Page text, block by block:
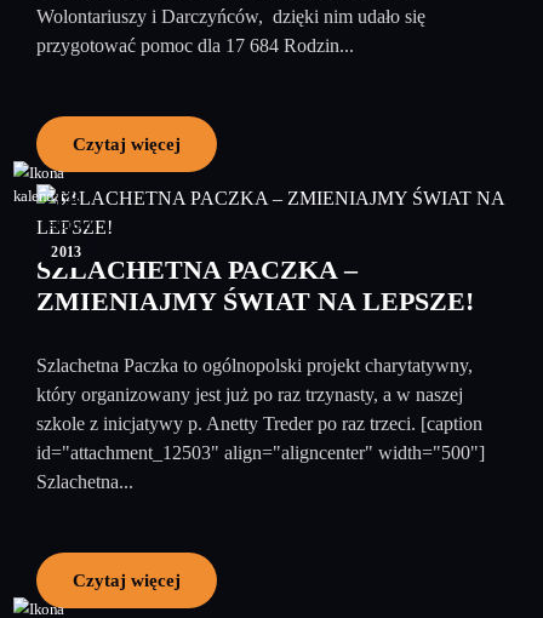
Wolontariuszy i Darczyńców, dzięki nim udało się
przygotować pomoc dla 17 684 Rodzin...
Czytaj więcej
18
listopad
2013
SZLACHETNA PACZKA –
ZMIENIAJMY ŚWIAT NA LEPSZE!
Szlachetna Paczka to ogólnopolski projekt charytatywny,
który organizowany jest już po raz trzynasty, a w naszej
szkole z inicjatywy p. Anetty Treder po raz trzeci. [caption
id="attachment_12503" align="aligncenter" width="500"]
Szlachetna...
Czytaj więcej